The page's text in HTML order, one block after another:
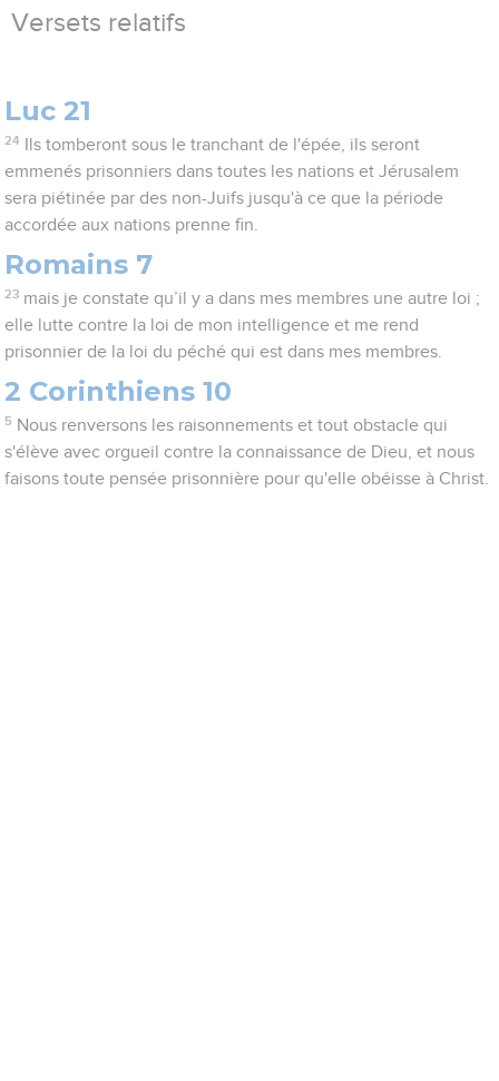
Versets relatifs
Luc 21
24
Ils tomberont sous le tranchant de l'épée, ils seront
emmenés prisonniers dans toutes les nations et Jérusalem
sera piétinée par des non-Juifs jusqu'à ce que la période
accordée aux nations prenne fin.
Romains 7
23 mais je constate qu’il y a dans mes membres une autre loi ;
elle lutte contre la loi de mon intelligence et me rend
prisonnier de la loi du péché qui est dans mes membres.
2 Corinthiens 10
5 Nous renversons les raisonnements et tout obstacle qui
s'élève avec orgueil contre la connaissance de Dieu, et nous
faisons toute pensée prisonnière pour qu'elle obéisse à Christ.